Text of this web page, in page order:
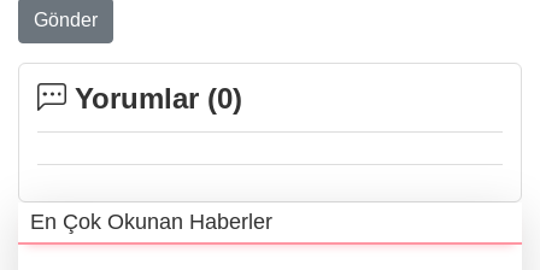
Gönder
Yorumlar (0)
En Çok Okunan Haberler